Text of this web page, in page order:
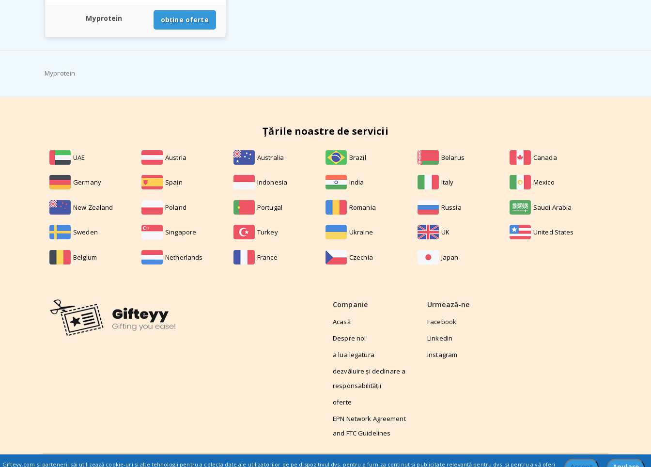
Myprotein obține oferte
Myprotein
Țările noastre de servicii
UAE Austria Australia Brazil Belarus Canada
Germany Spain Indonesia India Italy Mexico
New Zealand Poland Portugal Romania Russia Saudi Arabia
Sweden Singapore Turkey Ukraine UK United States
Belgium Netherlands France Czechia Japan
Companie
Acasă
Despre noi
a lua legatura
dezvăluire și declinare a
responsabilității
oferte
EPN Network Agreement
and FTC Guidelines
Urmează-ne
Facebook
Linkedin
Instagram
Gifteyy.com și partenerii săi utilizează cookie-uri și alte tehnologii pentru a colecta date ale utilizatorilor de pe dispozitivul dvs. pentru a furniza conținut și publicitate relevantă pentru dvs. și pentru a vă oferi